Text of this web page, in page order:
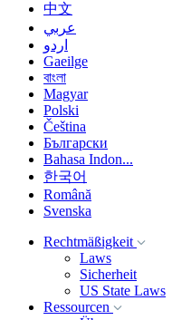
中文
عربي
اردو
Gaeilge
বাংলা
Magyar
Polski
Čeština
Български
Bahasa Indon...
한국어
Română
Svenska
Rechtmäßigkeit
Laws
Sicherheit
US State Laws
Ressourcen